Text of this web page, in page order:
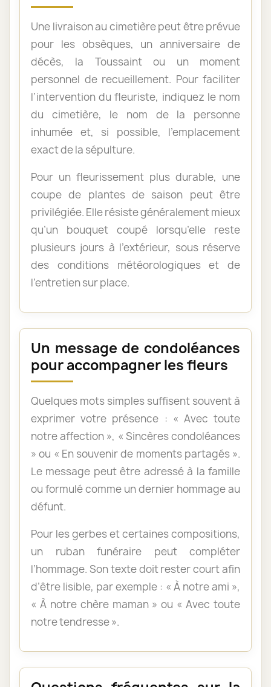
Une livraison au cimetière peut être prévue
pour les obsèques, un anniversaire de
décès, la Toussaint ou un moment
personnel de recueillement. Pour faciliter
l’intervention du fleuriste, indiquez le nom
du cimetière, le nom de la personne
inhumée et, si possible, l’emplacement
exact de la sépulture.
Pour un fleurissement plus durable, une
coupe de plantes de saison peut être
privilégiée. Elle résiste généralement mieux
qu’un bouquet coupé lorsqu’elle reste
plusieurs jours à l’extérieur, sous réserve
des conditions météorologiques et de
l’entretien sur place.
Un message de condoléances
pour accompagner les fleurs
Quelques mots simples suffisent souvent à
exprimer votre présence : « Avec toute
notre affection », « Sincères condoléances
» ou « En souvenir de moments partagés ».
Le message peut être adressé à la famille
ou formulé comme un dernier hommage au
défunt.
Pour les gerbes et certaines compositions,
un ruban funéraire peut compléter
l’hommage. Son texte doit rester court afin
d’être lisible, par exemple : « À notre ami »,
« À notre chère maman » ou « Avec toute
notre tendresse ».